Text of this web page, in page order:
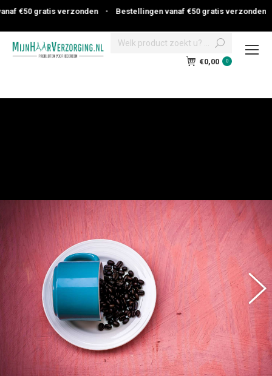
€50 gratis verzonden Bestellingen vanaf €50 gratis verzonden
Search:
€0,00 0